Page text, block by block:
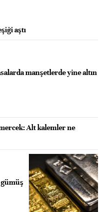
aştı
manşetlerde yine altın
Alt kalemler ne